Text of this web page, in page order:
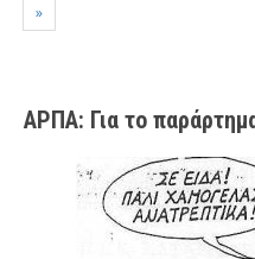
»
ΑΡΠΑ: Για το